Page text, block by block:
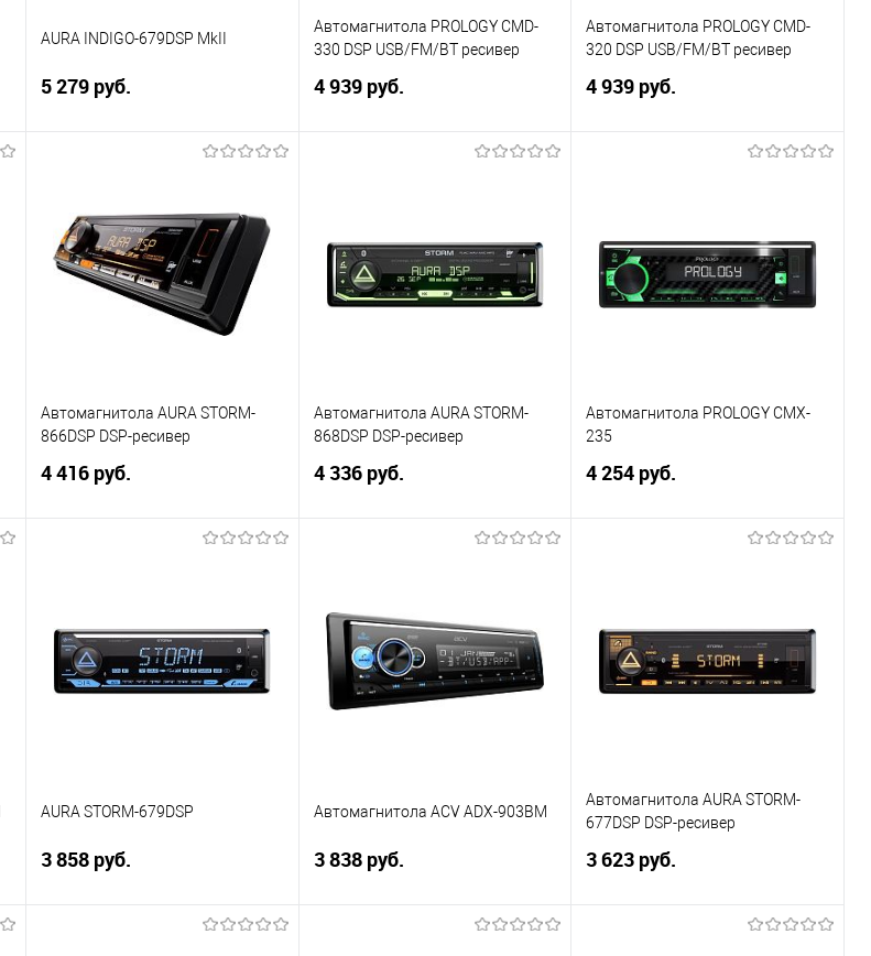
AURA INDIGO-679DSP MkII
5 279 руб.
Купить в 1 клик
Сравнение
В избранное
Автомагнитола PROLOGY CMD-
330 DSP USB/FM/BT ресивер
4 939 руб.
В избранное
Автомагнитола PROLOGY CMD-
320 DSP USB/FM/BT ресивер
4 939 руб.
В избранное
Автомагнитола AURA STORM-
866DSP DSP-ресивер
4 416 руб.
В избранное
Автомагнитола AURA STORM-
868DSP DSP-ресивер
4 336 руб.
Купить в 1 клик
Сравнение
В избранное
Автомагнитола PROLOGY CMX-
235
4 254 руб.
В избранное
AURA STORM-679DSP
3 858 руб.
Автомагнитола ACV ADX-903BM
3 838 руб.
Автомагнитола AURA STORM-
677DSP DSP-ресивер
3 623 руб.